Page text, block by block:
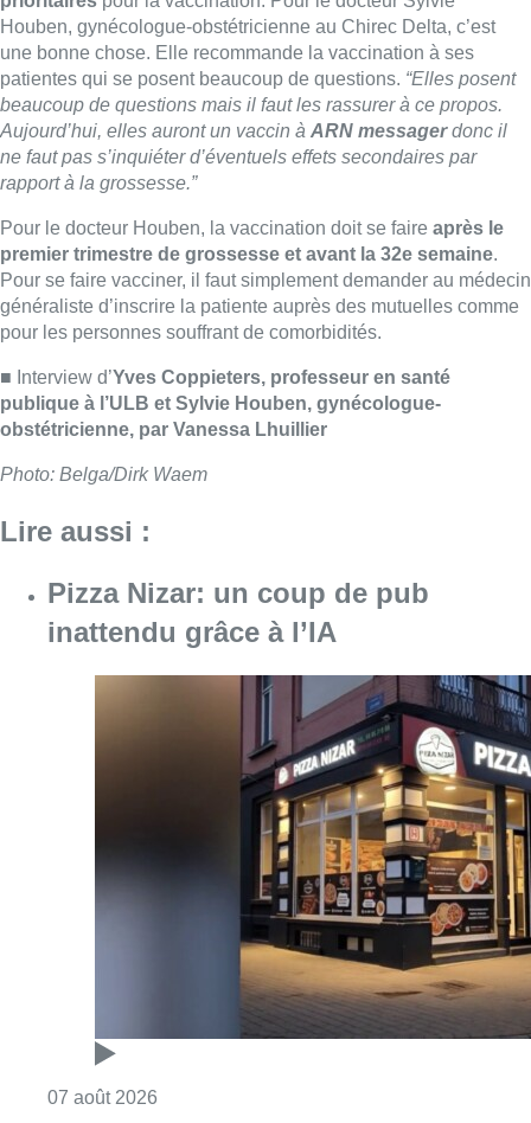
pour les personnes souffrant de comorbidités.
■ Interview d’Yves Coppieters, professeur en santé
publique à l’ULB et Sylvie Houben, gynécologue-
obstétricienne, par Vanessa Lhuillier
Photo: Belga/Dirk Waem
Lire aussi :
Pizza Nizar: un coup de pub
inattendu grâce à l’IA
Consulter l'article "Pizza Nizar: un coup de
Foire du Midi: les visiteurs au
rendez-vous grâce à la météo